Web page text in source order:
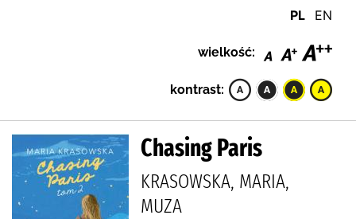
PL EN
wielkość:
kontrast:
Chasing Paris
KRASOWSKA, MARIA,
MUZA